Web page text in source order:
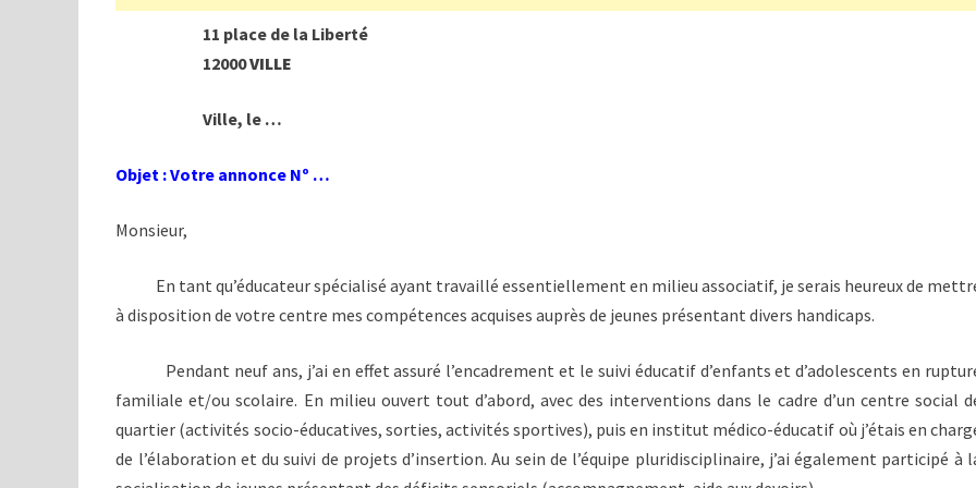
11 place de la Liberté
12000VILLE
Ville, le …
Objet : Votre annonce Nº …
Monsieur,
En tant qu’éducateur spécialisé ayant travaillé essentiellement en milieu associatif, je serais heureux de
à disposition de votre centre mes compétences acquises auprès de jeunes présentant divers handicaps.
Pendant neuf ans, j’ai en effet assuré l’encadrement et le suivi éducatif d’enfants et d’adolescents en
familiale et/ou scolaire. En milieu ouvert tout d’abord, avec des interventions dans le cadre d’un centre social
quartier (activités socio-éducatives, sorties, activités sportives), puis en institut médico-éducatif où j’étais en
de l’élaboration et du suivi de projets d’insertion. Au sein de l’équipe pluridisciplinaire, j’ai également participé à